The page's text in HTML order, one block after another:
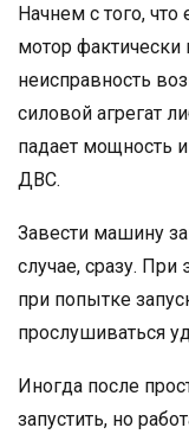
Начнем с того, что
мотор фактически
неисправность
силовой агрегат
падает мощность
ДВС.
Завести машину
случае, сразу. При
при попытке
прослушиваться
Иногда после
запустить, но